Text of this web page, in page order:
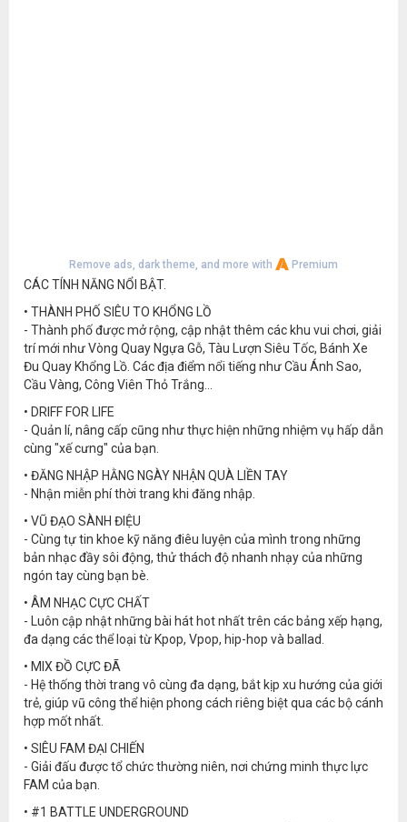
Remove ads, dark theme, and more with Premium
CÁC TÍNH NĂNG NỔI BẬT.
• THÀNH PHỐ SIÊU TO KHỔNG LỒ
- Thành phố được mở rộng, cập nhật thêm các khu vui chơi, giải
trí mới như Vòng Quay Ngựa Gỗ, Tàu Lượn Siêu Tốc, Bánh Xe
Đu Quay Khổng Lồ. Các địa điểm nổi tiếng như Cầu Ánh Sao,
Cầu Vàng, Công Viên Thỏ Trắng...
• DRIFF FOR LIFE
- Quản lí, nâng cấp cũng như thực hiện những nhiệm vụ hấp dẫn
cùng "xế cưng" của bạn.
• ĐĂNG NHẬP HẰNG NGÀY NHẬN QUÀ LIỀN TAY
- Nhận miễn phí thời trang khi đăng nhập.
• VŨ ĐẠO SÀNH ĐIỆU
- Cùng tự tin khoe kỹ năng điêu luyện của mình trong những
bản nhạc đầy sôi động, thử thách độ nhanh nhạy của những
ngón tay cùng bạn bè.
• ÂM NHẠC CỰC CHẤT
- Luôn cập nhật những bài hát hot nhất trên các bảng xếp hạng,
đa dạng các thể loại từ Kpop, Vpop, hip-hop và ballad.
• MIX ĐỒ CỰC ĐÃ
- Hệ thống thời trang vô cùng đa dạng, bắt kịp xu hướng của giới
trẻ, giúp vũ công thể hiện phong cách riêng biệt qua các bộ cánh
hợp mốt nhất.
• SIÊU FAM ĐẠI CHIẾN
- Giải đấu được tổ chức thường niên, nơi chứng minh thực lực
FAM của bạn.
• #1 BATTLE UNDERGROUND